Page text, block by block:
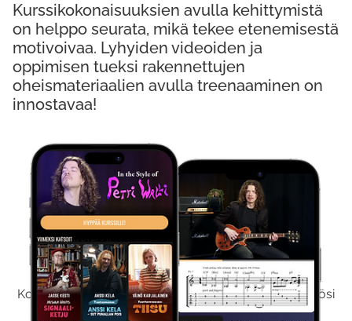
Kokeile Ilmaiseksi
Kokeilemalla ilmaiseksi saat koko sisältömme käyttöösi
viikon ajaksi.
Kurssikokonaisuuksien avulla kehittymistä
on helppo seurata, mikä tekee etenemisestä
motivoivaa. Lyhyiden videoiden ja
oppimisen tueksi rakennettujen
oheismateriaalien avulla treenaaminen on
innostavaa!